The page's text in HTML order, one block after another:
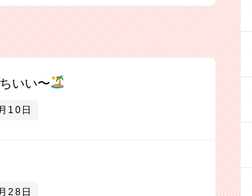
いい〜
10日
28日